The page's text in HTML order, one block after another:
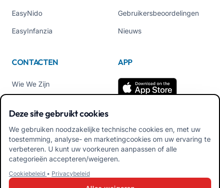
EasyNido
EasyInfanzia
Gebruikersbeoordelingen
Nieuws
CONTACTEN
Wie We Zijn
Tel +39 02 84152514
APP
Download APK Familiale
App
Download APK Educator
Deze site gebruikt cookies
We gebruiken noodzakelijke technische cookies en, met uw
toestemming, analyse- en marketingcookies om uw ervaring te
verbeteren. U kunt uw voorkeuren aanpassen of alle
categorieën accepteren/weigeren.
Cookiebeleid • Privacybeleid